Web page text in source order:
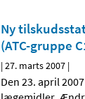
Ny
(ATC-gruppe
|27. marts 2007 |
Den 23. april